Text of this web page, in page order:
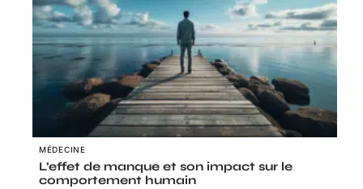
MÉDECINE
L’effet de manque et son impact sur le
comportement humain